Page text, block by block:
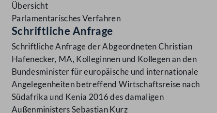
Übersicht
Parlamentarisches Verfahren
Schriftliche Anfrage
Schriftliche Anfrage der Abgeordneten Christian
Hafenecker, MA, Kolleginnen und Kollegen an den
Bundesminister für europäische und internationale
Angelegenheiten betreffend Wirtschaftsreise nach
Südafrika und Kenia 2016 des damaligen
Außenministers Sebastian Kurz